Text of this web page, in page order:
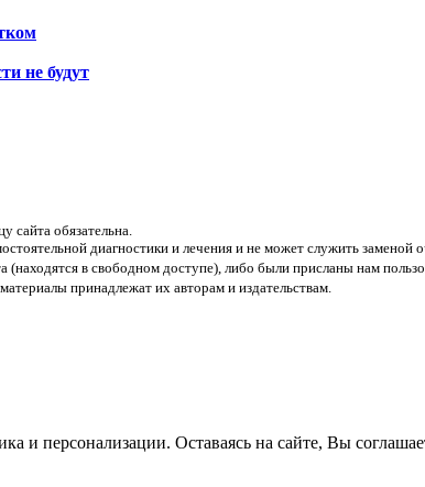
не будут
сайта обязательна.
диагностики и лечения и не может служить заменой
в свободном доступе), либо были присланы нам
принадлежат их авторам и издательствам.
и персонализации. Оставаясь на сайте, Вы